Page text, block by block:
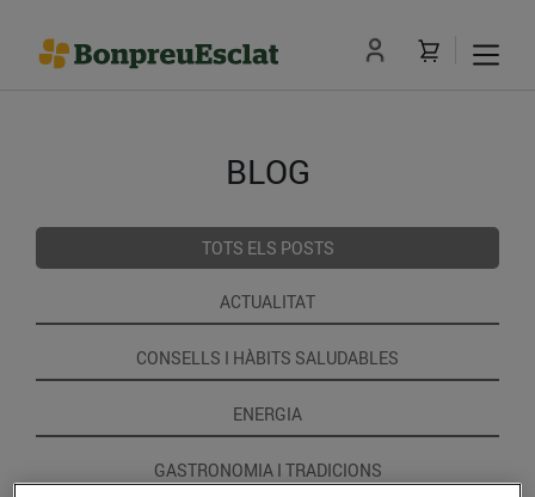
BLOG
TOTS ELS POSTS
ACTUALITAT
CONSELLS I HÀBITS SALUDABLES
ENERGIA
GASTRONOMIA I TRADICIONS